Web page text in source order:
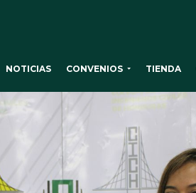
NOTICIAS CONVENIOS TIENDA